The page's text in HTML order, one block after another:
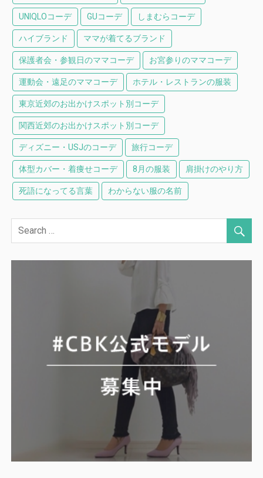
UNIQLOコーデ GUコーデ しまむらコーデ
ハイブランド ママが着てるブランド
保護者会・参観日のママコーデ お宮参りのママコーデ
運動会・遠足のママコーデ ホテル・レストランの服装
東京近郊のお出かけスポット別コーデ
関西近郊のお出かけスポット別コーデ
ディズニー・USJのコーデ 旅行コーデ
体型カバー・着痩せコーデ 8月の服装 肩掛けのやり方
死語になってる言葉 わからない服の名前